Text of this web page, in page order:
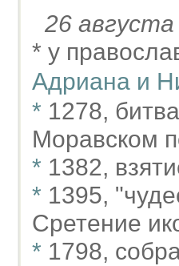
26
* у
Адриана и
* 1278,
Моравском
* 1382,
* 1395,
Сретение
* 1798,